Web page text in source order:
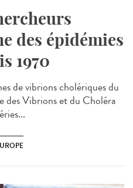
des épidémies
1970
de vibrions cholériques du
des Vibrions et du Choléra